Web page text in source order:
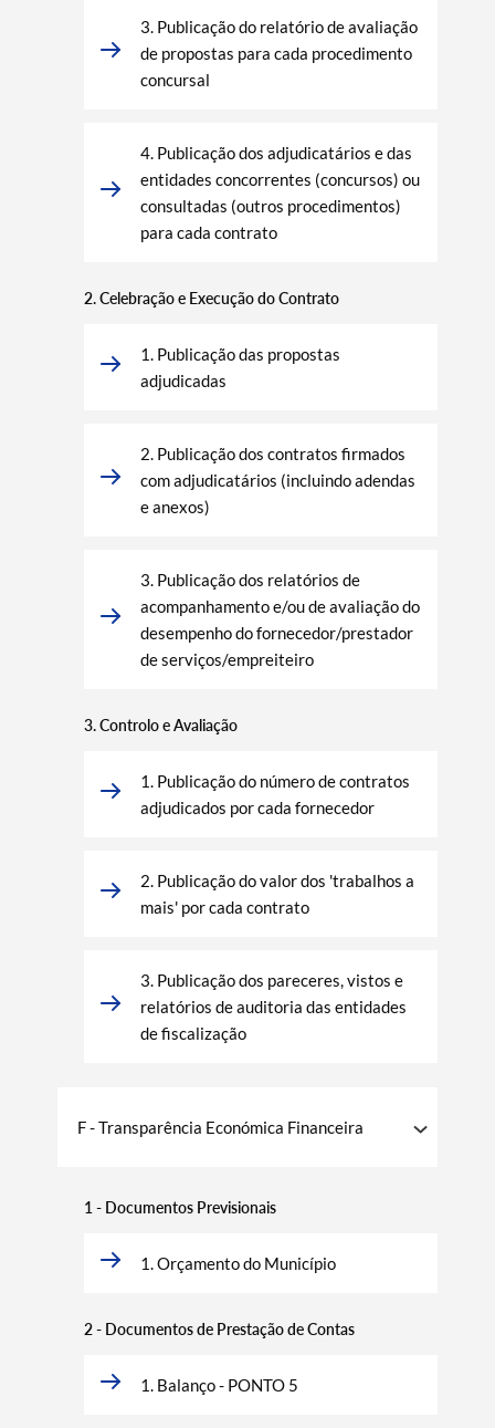
3. Publicação do relatório de avaliação
de propostas para cada procedimento
concursal
4. Publicação dos adjudicatários e das
entidades concorrentes (concursos) ou
consultadas (outros procedimentos)
para cada contrato
2. Celebração e Execução do Contrato
1. Publicação das propostas
adjudicadas
2. Publicação dos contratos firmados
com adjudicatários (incluindo adendas
e anexos)
3. Publicação dos relatórios de
acompanhamento e/ou de avaliação do
desempenho do fornecedor/prestador
de serviços/empreiteiro
3. Controlo e Avaliação
1. Publicação do número de contratos
adjudicados por cada fornecedor
2. Publicação do valor dos 'trabalhos a
mais' por cada contrato
3. Publicação dos pareceres, vistos e
relatórios de auditoria das entidades
de fiscalização
F - Transparência Económica Financeira
1 - Documentos Previsionais
1. Orçamento do Município
2 - Documentos de Prestação de Contas
1. Balanço - PONTO 5